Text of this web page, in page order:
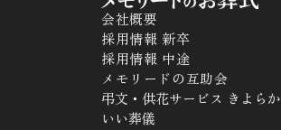
会社概要
採用情報 新卒
採用情報 中途
メモリードの互助会
弔文・供花サービス きよらか
いい葬儀